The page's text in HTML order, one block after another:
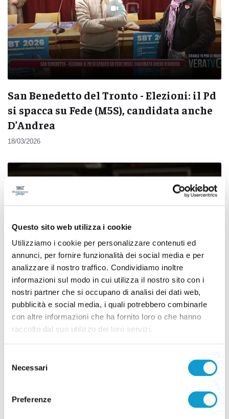
Questo sito web utilizza i cookie
Utilizziamo i cookie per personalizzare contenuti ed
annunci, per fornire funzionalità dei social media e per
analizzare il nostro traffico. Condividiamo inoltre
informazioni sul modo in cui utilizza il nostro sito con i
nostri partner che si occupano di analisi dei dati web,
pubblicità e social media, i quali potrebbero combinarle
con altre informazioni che ha fornito loro o che hanno
raccolto dal suo utilizzo dei loro servizi.
delNecessari
Preferenze
San Benedetto del Tronto - Elezioni: il Pd
si spacca su Fede (M5S), candidata anche
D’Andrea
18/03/2026
Il Pd candida Giorgio Fede come sindaco,
ma il partito si spacca e la minoranza
di Pier Paolo Flammini